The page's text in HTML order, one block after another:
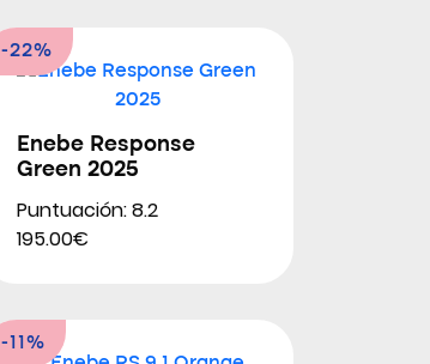
-22%
Enebe Response
Green 2025
Puntuación: 8.2
195.00€
-11%